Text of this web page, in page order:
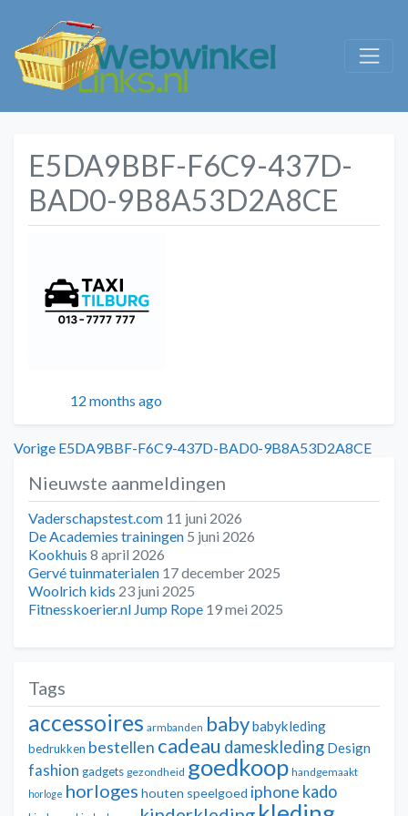
E5DA9BBF-F6C9-437D-
BAD0-9B8A53D2A8CE
Geplaatst
12 months ago
Bericht
navigatie
Vorige Vorig
E5DA9BBF-F6C9-437D-BAD0-9B8A53D2A8CE
Nieuwste aanmeldingen
Vaderschapstest.com 11 juni 2026
De Academies trainingen 5 juni 2026
Kookhuis 8 april 2026
Gervé tuinmaterialen 17 december 2025
Woolrich kids 23 juni 2025
Fitnesskoerier.nl Jump Rope 19 mei 2025
Tags
accessoires armbanden babybabykleding
bedrukken bestellen cadeau dameskleding Design
fashion gadgets gezondheid goedkoop handgemaakt
horloge horloges houten speelgoed iphone kado